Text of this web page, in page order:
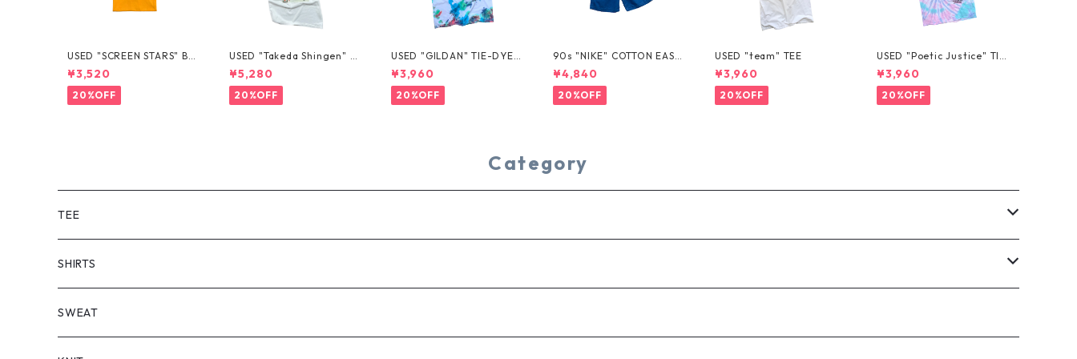
USED "SCREEN STARS" BL
ANK TEE
¥3,520
20%OFF
USED "Takeda Shingen" T
EE
¥5,280
20%OFF
USED "GILDAN" TIE-DYE T
EE
¥3,960
20%OFF
90s "NIKE" COTTON EASY
SHORTS
¥4,840
20%OFF
USED "team" TEE
¥3,960
20%OFF
USED "Poetic Justice" TIE
-DYE TEE
¥3,960
20%OFF
Category
TEE
SHORT SLEEVE
LONG SLEEVE
SHIRTS
SHORT SLEEVE
SWEAT